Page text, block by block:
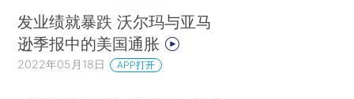
发业绩就暴跌 沃尔玛与亚马
逊季报中的美国通胀
2022年05月18日 APP打开